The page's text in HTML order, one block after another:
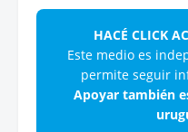
HACÉ CLICK
Este medio es
permite seguir
Apoyar también